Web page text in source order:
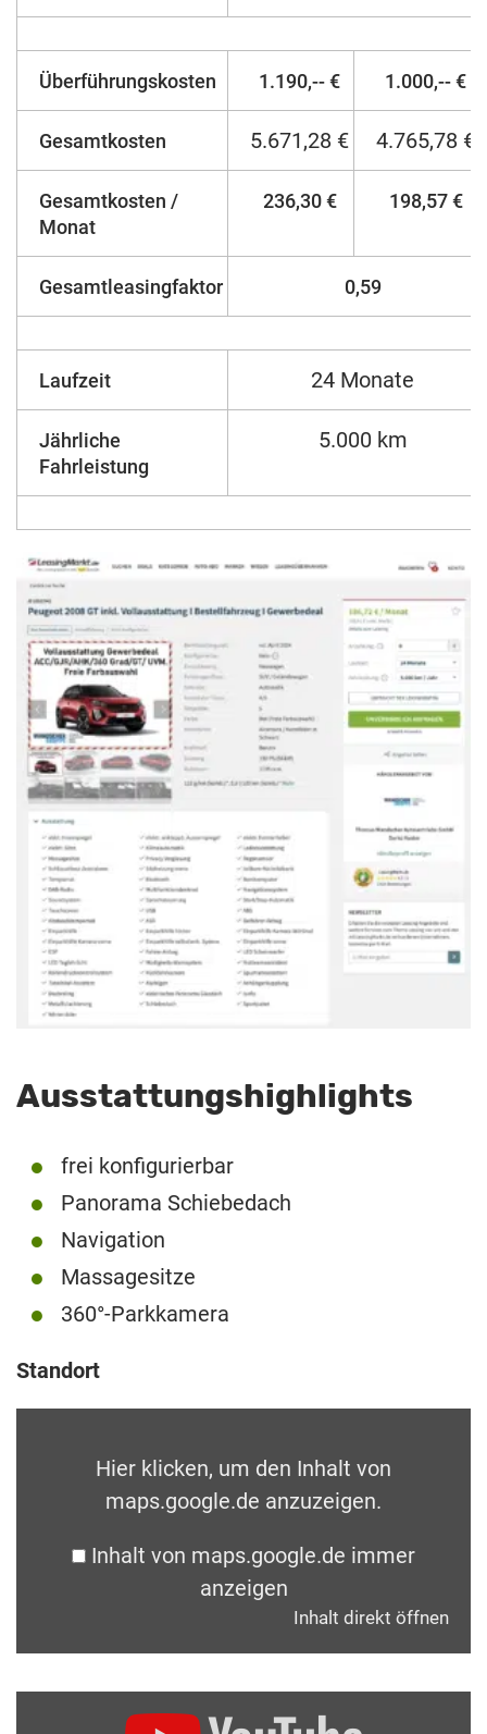
Überführungskosten 1.190,-- € 1.000,-- €
Gesamtkosten 5.671,28 € 4.765,78 €
Gesamtkosten /
Monat
236,30 € 198,57 €
Gesamtleasingfaktor 0,59
Laufzeit 24 Monate
Jährliche
Fahrleistung
5.000 km
Ausstattungshighlights
frei konfigurierbar
Panorama Schiebedach
Navigation
Massagesitze
360°-Parkkamera
Standort
Hier klicken, um den Inhalt von
maps.google.de anzuzeigen.
Inhalt von maps.google.de immer
anzeigen
Inhalt direkt öffnen